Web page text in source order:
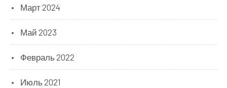
Март 2024
Май 2023
Февраль 2022
Июль 2021